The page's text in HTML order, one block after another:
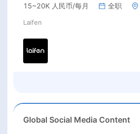
15~20K 人民币/每月 全职
Laifen
Global Social Media Content